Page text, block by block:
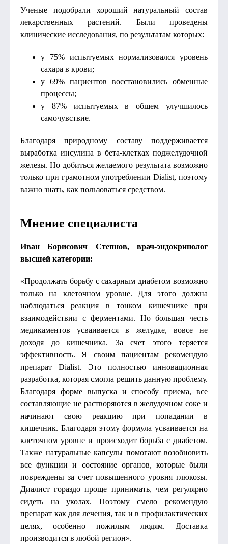
Ученые подобрали хороший натуральный состав
лекарственных растений. Были проведены
клинические исследования, по результатам которых:
у 75% испытуемых нормализовался уровень
сахара в крови;
у 69% пациентов восстановились обменные
процессы;
у 87% испытуемых в общем улучшилось
самочувствие.
Благодаря природному составу поддерживается
выработка инсулина в бета-клетках поджелудочной
железы. Но добиться желаемого результата возможно
только при грамотном употреблении Dialist, поэтому
важно знать, как пользоваться средством.
Мнение специалиста
Иван Борисович Степнов, врач-эндокринолог
высшей категории:
«Продолжать борьбу с сахарным диабетом возможно
только на клеточном уровне. Для этого должна
наблюдаться реакция в тонком кишечнике при
взаимодействии с ферментами. Но большая честь
медикаментов усваивается в желудке, вовсе не
доходя до кишечника. За счет этого теряется
эффективность. Я своим пациентам рекомендую
препарат Dialist. Это полностью инновационная
разработка, которая смогла решить данную проблему.
Благодаря форме выпуска и способу приема, все
составляющие не растворяются в желудочном соке и
начинают свою реакцию при попадании в
кишечник. Благодаря этому формула усваивается на
клеточном уровне и происходит борьба с диабетом.
Также натуральные капсулы помогают возобновить
все функции и состояние органов, которые были
повреждены за счет повышенного уровня глюкозы.
Диалист гораздо проще принимать, чем регулярно
сидеть на уколах. Поэтому смело рекомендую
препарат как для лечения, так и в профилактических
целях, особенно пожилым людям. Доставка
производится в любой регион».